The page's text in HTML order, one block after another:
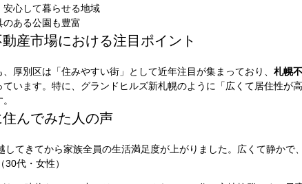
安心して暮らせる地域
のある公園も豊富
産市場における注目ポイント
厚別区は「住みやすい街」として近年注目が集まっており、 札幌
ています。特に、グランドヒルズ新札幌のように「広くて居住性が
んでみた人の声
してきてから家族全員の生活満足度が上がりました。広くて静かで
30代・女性）